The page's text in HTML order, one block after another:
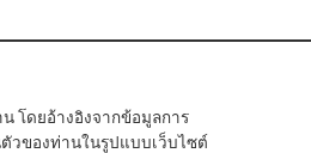
โดยอ้างอิงจากข้อมูลการ
วของท่านในรูปแบบเว็บไซต์